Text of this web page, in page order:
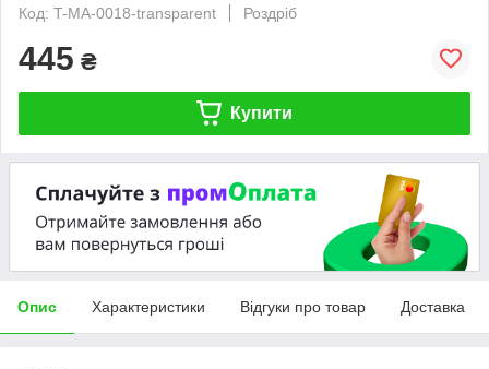
Код: T-MA-0018-transparent
Роздріб
445 ₴
Купити
Опис Характеристики Відгуки про товар Доставка